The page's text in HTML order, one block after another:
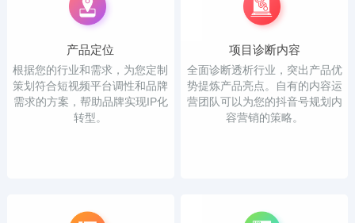
产品定位
根据您的行业和需求，为您定制
策划符合短视频平台调性和品牌
需求的方案，帮助品牌实现IP化
转型。
项目诊断内容
全面诊断透析行业，突出产品优
势提炼产品亮点。自有的内容运
营团队可以为您的抖音号规划内
容营销的策略。